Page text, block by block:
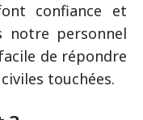
confiance et
notre personnel
de répondre
touchées.